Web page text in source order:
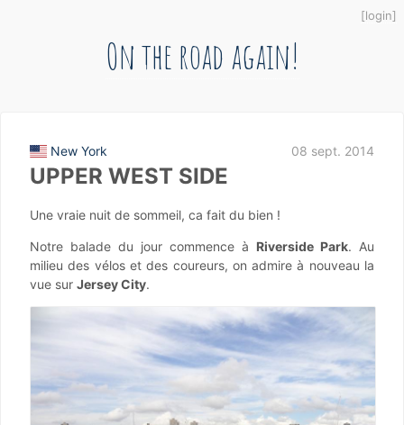
login
On the road again!
08 sept. 2014
New York
UPPER WEST SIDE
Une vraie nuit de sommeil, ca fait du bien !
Notre balade du jour commence à Riverside Park. Au
milieu des vélos et des coureurs, on admire à nouveau la
vue sur Jersey City.